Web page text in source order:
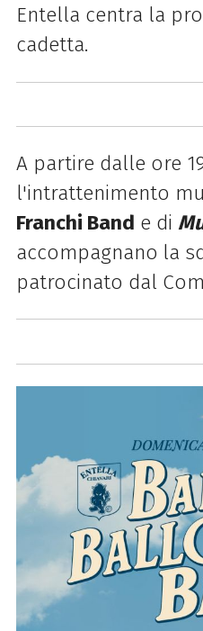
Entella centra la
cadetta.
A partire dalle ore
l'intrattenimento
Franchi Band e di
accompagnano la
patrocinato dal